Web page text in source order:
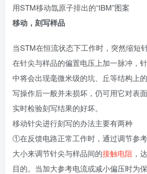
用STM移动氙原子排出的“IBM”图案
移动，刻写样品
当STM在恒流状态下工作时，突然缩短
在针尖与样品的偏置电压上加一脉冲，
中将会出现毫微米级的坑、丘等结构上
写操作后一般并未损坏，仍可用它对表
实时检验刻写结果的好坏。
移动针尖进行刻写的办法主要有两种
①在反馈电路正常工作时，通过调节参
大小来调节针尖与样品间的接触电阻 ，
目的。当加大参考电流或减小偏压时为